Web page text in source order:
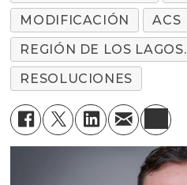
MODIFICACIÓN
ACS
REGIÓN DE LOS LAGOS.
RESOLUCIONES